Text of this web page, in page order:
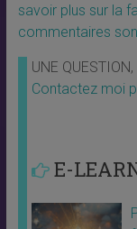
savoir plus sur la
commentaires
UNE
Contactez moi
E-